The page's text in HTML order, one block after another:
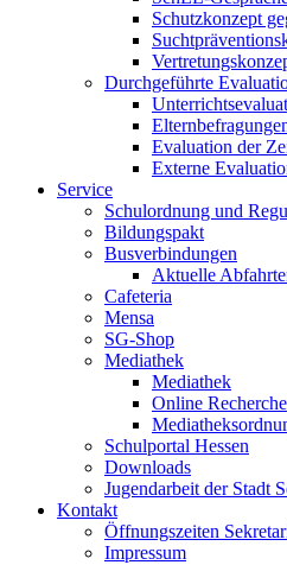
Schutzkonzept
Durchgeführte
Evaluation der
Externe
Service
Schulordnung und
Bildungspakt
Busverbindungen
Aktuelle
Cafeteria
Mensa
SG-Shop
Mediathek
Mediathek
Online Recherche
Schulportal Hessen
Downloads
Jugendarbeit der Stadt
Kontakt
Öffnungszeiten
Impressum